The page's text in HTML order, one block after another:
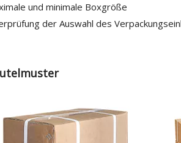
und minimale Boxgröße
der Auswahl des